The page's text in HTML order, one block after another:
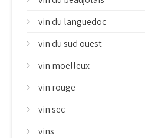
vin du languedoc
vin du sud ouest
vin moelleux
vin rouge
vin sec
vins